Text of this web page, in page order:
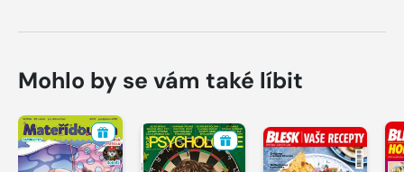
Mohlo by se vám také líbit